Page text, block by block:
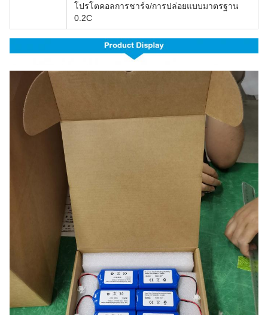
โปรโตคอลการชาร์จ/การปล่อยแบบมาตรฐาน
0.2C